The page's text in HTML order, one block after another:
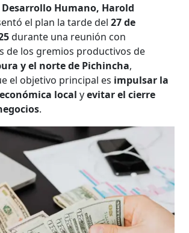
Humano, Harold
el plan la tarde del27 de
durante una reunión con
de los gremios productivos de
y el norte de Pichincha,
el objetivo principal es impulsar la
local yevitar el cierre
.